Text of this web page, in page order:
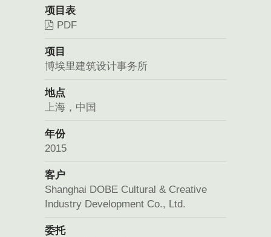
项目表
PDF
项目
博埃里建筑设计事务所
地点
上海，中国
年份
2015
客户
Shanghai DOBE Cultural & Creative
Industry Development Co., Ltd.
委托